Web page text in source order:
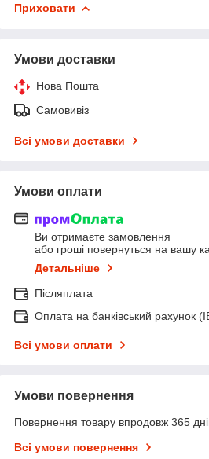
Приховати
Умови доставки
Нова Пошта
Самовивіз
Всі умови доставки
Умови оплати
Ви отримаєте замовлення
або гроші повернуться на вашу
Детальніше
Післяплата
Оплата на банківський рахунок
Всі умови оплати
Умови повернення
Повернення товару впродовж 365
Всі умови повернення